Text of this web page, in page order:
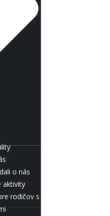
o nás
aktivity
rodičov s